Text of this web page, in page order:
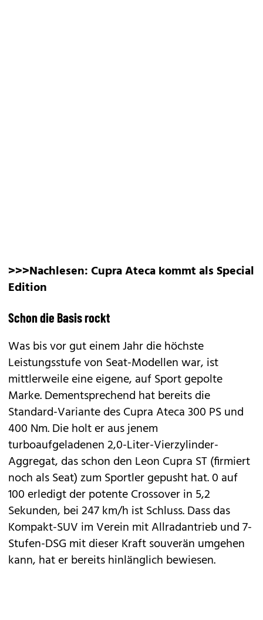
>>>Nachlesen:Cupra Ateca kommt als Special
Edition
Schon die Basis rockt
Was bis vor gut einem Jahr die höchste
Leistungsstufe von Seat-Modellen war, ist
mittlerweile eine eigene, auf Sport gepolte
Marke. Dementsprechend hat bereits die
Standard-Variante desCupra Ateca300 PS und
400 Nm. Die holt er aus jenem
turboaufgeladenen 2,0-Liter-Vierzylinder-
Aggregat, das schon den Leon Cupra ST(firmiert
noch als Seat) zum Sportler gepusht hat. 0 auf
100 erledigt der potente Crossover in 5,2
Sekunden, bei 247 km/h ist Schluss. Dass das
Kompakt-SUV im Verein mit Allradantrieb und 7-
Stufen-DSG mit dieser Kraft souverän umgehen
kann, hat er bereits hinlänglich bewiesen.